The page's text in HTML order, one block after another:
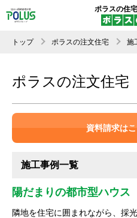
ポラスの住
トップ ポラスの注文住宅 施
ポラスの注文住宅
資料請求は
施工事例一覧
陽だまりの都市型ハウス
隣地を住宅に囲まれながら、採